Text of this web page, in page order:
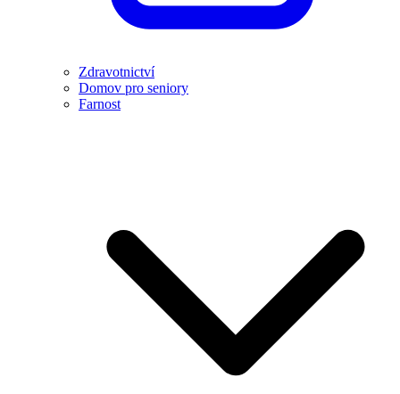
Zdravotnictví
Domov pro seniory
Farnost